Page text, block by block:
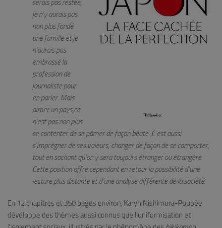
serais pas restée,
je n’y aurais pas
non plus fondé
une famille et je
n’aurais pas
embrassé la
profession de
journaliste pour
en parler. Mais
aimer un pays,ce
n’est pas non plus
se contenter de se pâmer de façon béate. C’est aussi
s’imprégner de ses valeurs, changer de façon de se comporter,
tout en sachant qu’on y sera toujours étranger ou étrangère.
Cette position offre cependant en retour la possibilité d’une
lecture plus distante et d’une analyse différente de la société.
En 12 chapitres et 350 pages environ, Karyn Nishimura-Poupée
développe des thèmes aussi connus que l’uniformisation et